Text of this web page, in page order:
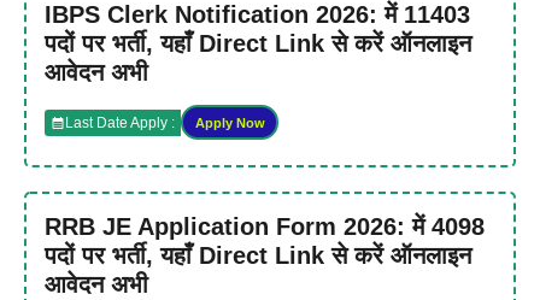
IBPS Clerk Notification 2026: में 11403
पदों पर भर्ती, यहाँ Direct Link से करें ऑनलाइन
आवेदन अभी
Last Date Apply : Apply Now
RRB JE Application Form 2026: में 4098
पदों पर भर्ती, यहाँ Direct Link से करें ऑनलाइन
आवेदन अभी